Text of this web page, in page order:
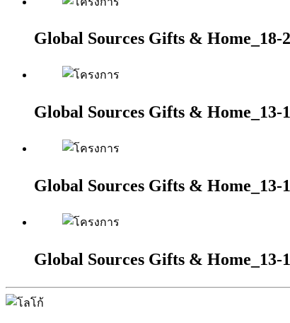
Global Sources Gifts & Home_18-
Global Sources Gifts &
Global Sources Gifts &
Global Sources Gifts &